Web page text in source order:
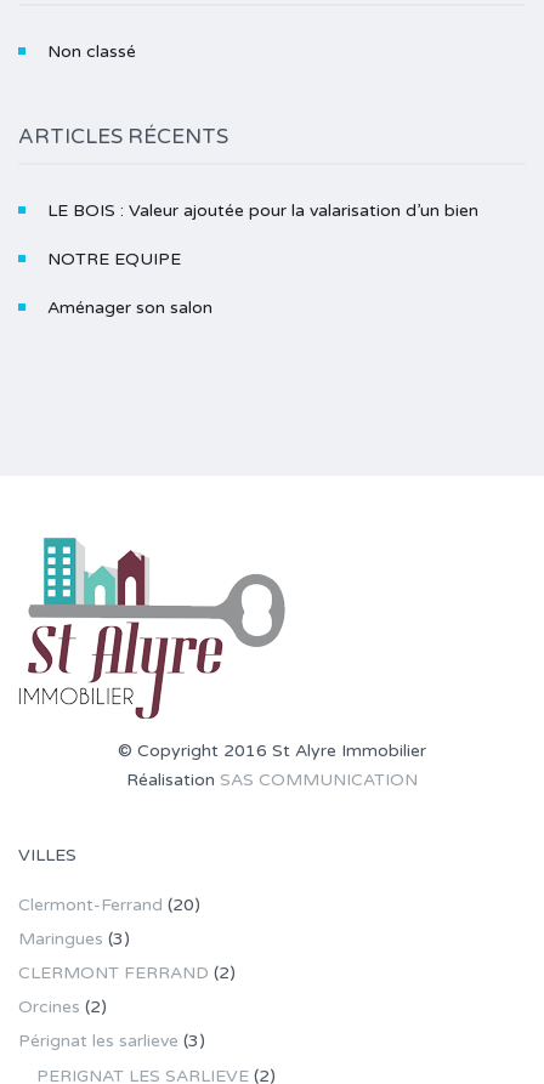
Non classé
ARTICLES RÉCENTS
LE BOIS : Valeur ajoutée pour la valarisation d’un bien
NOTRE EQUIPE
Aménager son salon
© Copyright 2016 St Alyre Immobilier
Réalisation SAS COMMUNICATION
VILLES
Clermont-Ferrand (20)
Maringues (3)
CLERMONT FERRAND (2)
Orcines (2)
Pérignat les sarlieve (3)
PERIGNAT LES SARLIEVE (2)